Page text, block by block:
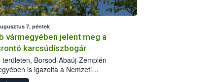
7, péntek
vármegyében jelent meg a
karcsúdíszbogár
területen, Borsod-Abaúj-Zemplén
is igazolta a Nemzeti
biztonsági Hivatal (Nébih) a